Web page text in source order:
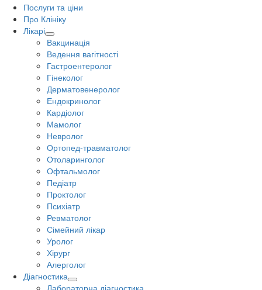
Послуги та ціни
Про Клініку
Лікарі
Вакцинація
Ведення вагітності
Гастроентеролог
Гінеколог
Дерматовенеролог
Ендокринолог
Кардіолог
Мамолог
Невролог
Ортопед-травматолог
Отоларинголог
Офтальмолог
Педіатр
Проктолог
Психіатр
Ревматолог
Сімейний лікар
Уролог
Хірург
Алерголог
Діагностика
Лабораторна діагностика